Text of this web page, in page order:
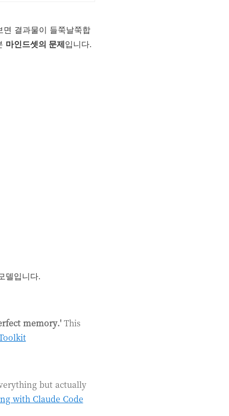
결과물이 들쭉날쭉합
마인드셋의 문제입니다.
델입니다.
memory.' This
but actually
with Claude Code